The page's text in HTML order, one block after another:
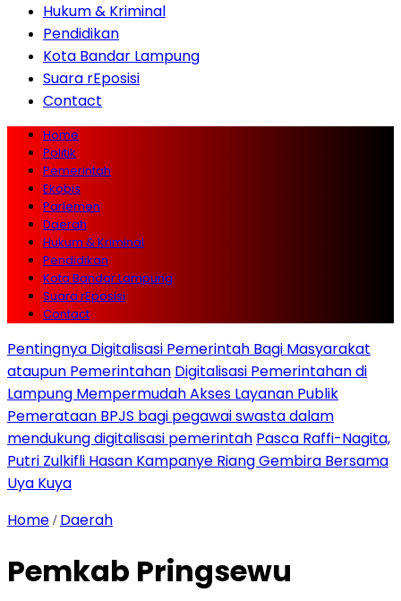
Hukum & Kriminal
Pendidikan
Kota Bandar Lampung
Suara rEposisi
Contact
Home
Politik
Pemerintah
Ekobis
Parlemen
Daerah
Hukum & Kriminal
Pendidikan
Kota Bandar Lampung
Suara rEposisi
Contact
Pentingnya Digitalisasi Pemerintah Bagi Masyarakat
ataupun Pemerintahan Digitalisasi Pemerintahan di
Lampung Mempermudah Akses Layanan Publik
Pemerataan BPJS bagi pegawai swasta dalam
mendukung digitalisasi pemerintah Pasca Raffi-Nagita,
Putri Zulkifli Hasan Kampanye Riang Gembira Bersama
Uya Kuya
Home / Daerah
Pemkab Pringsewu